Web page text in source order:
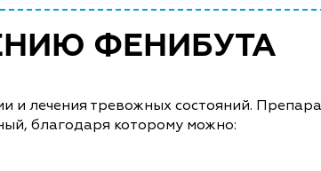
ФЕНИБУТА
и лечения тревожных состояний.
благодаря которому можно: